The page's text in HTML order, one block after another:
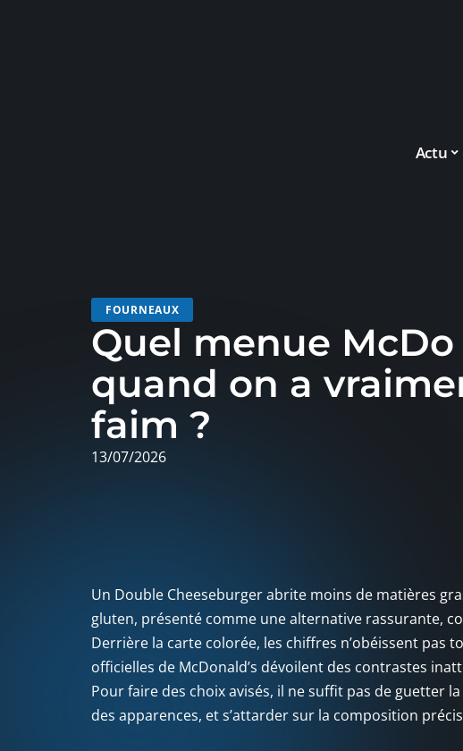
Actu
FOURNEAUX
Quel menue
quand on a
faim ?
13/07/2026
Un Double Cheeseburger abrite moins de matières
gluten, présenté comme une alternative rassurante,
Derrière la carte colorée, les chiffres n’obéissent pas
officielles de McDonald’s dévoilent des contrastes
Pour faire des choix avisés, il ne suffit pas de guetter
des apparences, et s’attarder sur la composition